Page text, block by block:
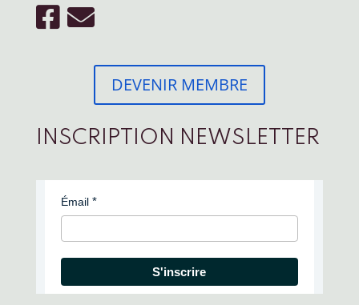
DEVENIR MEMBRE
INSCRIPTION NEWSLETTER
Émail
S'inscrire